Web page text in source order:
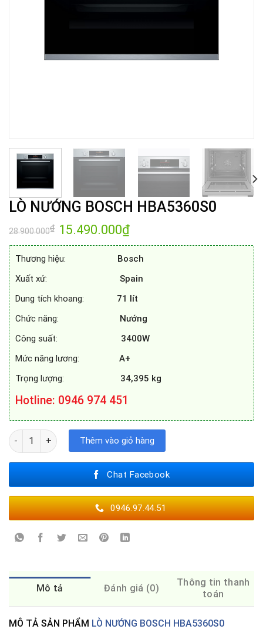
LÒ NƯỚNG BOSCH HBA5360S0
28.900.000₫ Giá
gốc
là:
15.490.000₫Giá
tại
15.490.000₫.
Thương hiệu:
Bosch
Xuất xứ:
Spain
Dung tích khoang:
71
lít
Chức năng:
Nướng
Công suất:
3400W
Mức năng lương: A+
Trọng lượng: 34,395 kg
Hotline: 0946 974 451
LÒ NƯỚNG BOSCH HBA5360S0 số lượng
Thêm vào giỏ hàng
Chat Facebook
0946.97.44.51
Mô tả Đánh giá (0)
Thông tin thanh
toán
MÔ TẢ SẢN PHẨM LÒ NƯỚNG BOSCH HBA5360S0